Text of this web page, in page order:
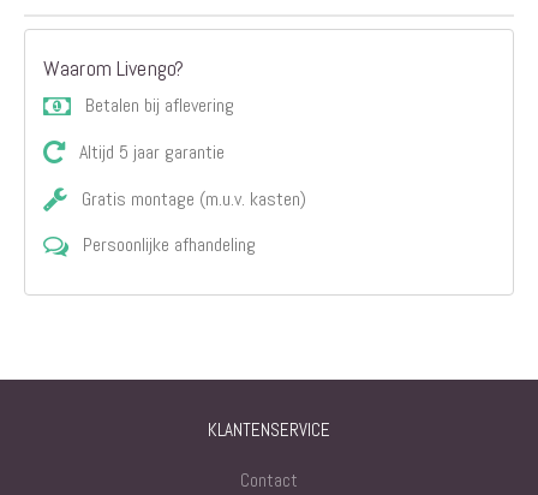
Waarom Livengo?
Betalen bij aflevering
Altijd 5 jaar garantie
Gratis montage (m.u.v. kasten)
Persoonlijke afhandeling
KLANTENSERVICE
Contact